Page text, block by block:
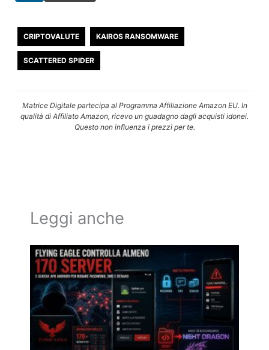
CRIPTOVALUTE KAIROS RANSOMWARE
SCATTERED SPIDER
Matrice Digitale partecipa al Programma Affiliazione Amazon EU. In
qualità di Affiliato Amazon, ricevo un guadagno dagli acquisti idonei.
Questo non influenza i prezzi per te.
Leggi anche